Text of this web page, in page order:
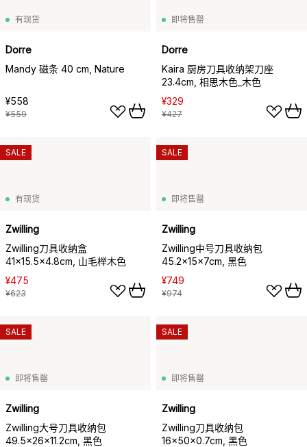
有现货
Dorre
Mandy 磁条 40 cm, Nature
¥558
¥559
即将售罄
Dorre
Kaira 厨房刀具收纳架刀座
23.4cm, 相思木色_木色
¥329
¥427
有现货
Zwilling
Zwilling刀具收纳盒
41x15.5x4.8cm, 山毛榉木色
¥475
¥623
SALE
即将售罄
Zwilling
Zwilling中号刀具收纳包
45.2x15x7cm, 黑色
¥749
¥974
SALE
即将售罄
Zwilling
Zwilling大号刀具收纳包
49.5x26x11.2cm, 黑色
SALE
即将售罄
Zwilling
Zwilling刀具收纳包
16x50x0.7cm, 黑色
SALE